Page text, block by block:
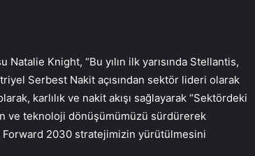
Knight, “Bu yılın ilk yarısında Stellantis,
Serbest Nakit açısından sektör lideri olarak
karlılık ve nakit akışı sağlayarak “Sektördeki
ve teknoloji dönüşümümüzü sürdürerek
Forward 2030 stratejimizin yürütülmesini